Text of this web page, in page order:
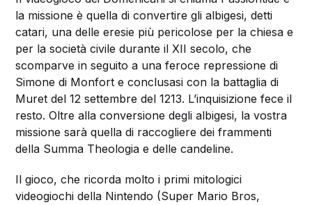
la missione è quella di convertire gli albigesi, detti
catari, una delle eresie più pericolose per la chiesa e
per la società civile durante il XII secolo, che
scomparve in seguito a una feroce repressione di
Simone di Monfort e conclusasi con la battaglia di
Muret del 12 settembre del 1213. L’inquisizione fece il
resto. Oltre alla conversione degli albigesi, la vostra
missione sarà quella di raccogliere dei frammenti
della Summa Theologia e delle candeline.
Il gioco, che ricorda molto i primi mitologici
videogiochi della Nintendo (Super Mario Bros,